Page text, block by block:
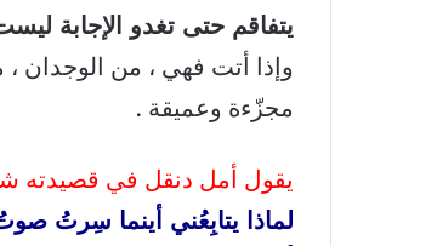
يتفاقم حتى تغدو الإجابة
وإذا أتت فهي ، من الوجدان ،
مجزّءة وعميقة .
يقول أمل دنقل في قصيدته
لماذا يتابِعُني أينما سِرتُ